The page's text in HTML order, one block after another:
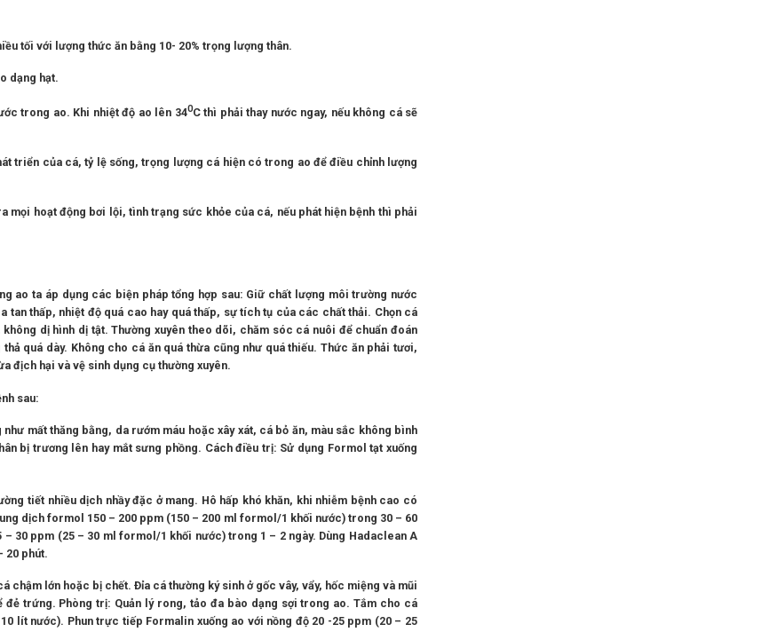
tối với lượng thức ăn bằng 10- 20% trọng lượng thân.
dạng hạt.
trong ao. Khi nhiệt độ ao lên 340C thì phải thay nước ngay, nếu không cá sẽ
triển của cá, tỷ lệ sống, trọng lượng cá hiện có trong ao để điều chỉnh lượng
mọi hoạt động bơi lội, tình trạng sức khỏe của cá, nếu phát hiện bệnh thì phải
ao ta áp dụng các biện pháp tổng hợp sau: Giữ chất lượng môi trường nước
tan thấp, nhiệt độ quá cao hay quá thấp, sự tích tụ của các chất thải. Chọn cá
dị hình dị tật. Thường xuyên theo dõi, chăm sóc cá nuôi để chuẩn đoán
quá dày. Không cho cá ăn quá thừa cũng như quá thiếu. Thức ăn phải tươi,
địch hại và vệ sinh dụng cụ thường xuyên.
sau:
mất thăng bằng, da rướm máu hoặc xây xát, cá bỏ ăn, màu sắc không bình
bị trương lên hay mắt sưng phồng. Cách điều trị: Sử dụng Formol tạt xuống
tiết nhiều dịch nhầy đặc ở mang. Hô hấp khó khăn, khi nhiễm bệnh cao có
dịch formol 150 – 200 ppm (150 – 200 ml formol/1 khối nước) trong 30 – 60
30 ppm (25 – 30 ml formol/1 khối nước) trong 1 – 2 ngày. Dùng Hadaclean A
20 phút.
chậm lớn hoặc bị chết. Đỉa cá thường ký sinh ở gốc vây, vẩy, hốc miệng và mũi
trứng. Phòng trị: Quản lý rong, tảo đa bào dạng sợi trong ao. Tắm cho cá
lít nước). Phun trực tiếp Formalin xuống ao với nồng độ 20 -25 ppm (20 – 25